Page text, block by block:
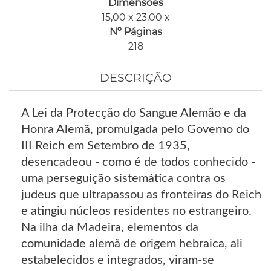
Dimensões
15,00 x 23,00 x
Nº Páginas
218
DESCRIÇÃO
A Lei da Protecção do Sangue Alemão e da
Honra Alemã, promulgada pelo Governo do
III Reich em Setembro de 1935,
desencadeou - como é de todos conhecido -
uma perseguição sistemática contra os
judeus que ultrapassou as fronteiras do Reich
e atingiu núcleos residentes no estrangeiro.
Na ilha da Madeira, elementos da
comunidade alemã de origem hebraica, ali
estabelecidos e integrados, viram-se